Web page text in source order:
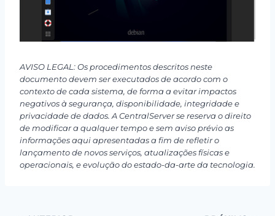
AVISO LEGAL: Os procedimentos descritos neste
documento devem ser executados de acordo com o
contexto de cada sistema, de forma a evitar impactos
negativos à segurança, disponibilidade, integridade e
privacidade de dados. A CentralServer se reserva o direito
de modificar a qualquer tempo e sem aviso prévio as
informações aqui apresentadas a fim de refletir o
lançamento de novos serviços, atualizações físicas e
operacionais, e evolução do estado-da-arte da tecnologia.